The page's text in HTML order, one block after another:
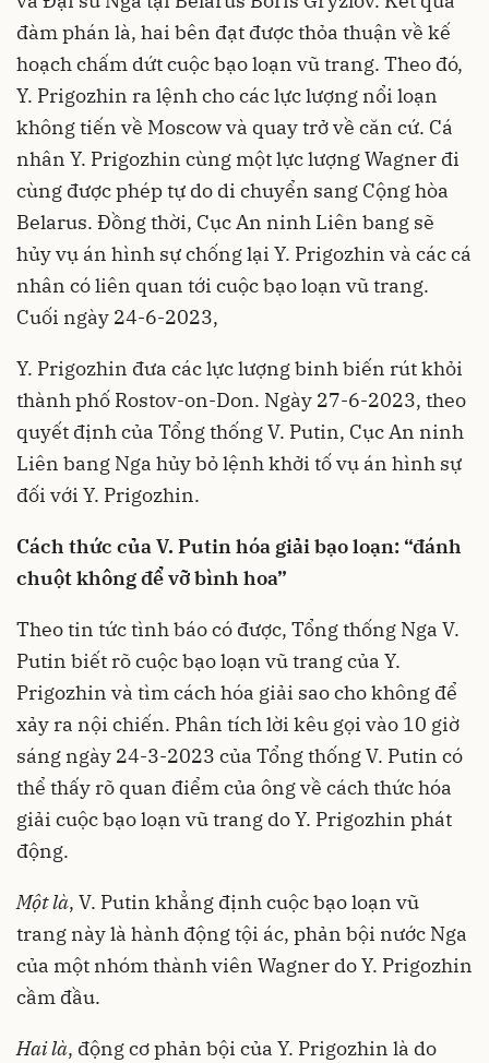
đàm phán là, hai bên đạt được thỏa thuận về kế
hoạch chấm dứt cuộc bạo loạn vũ trang. Theo đó,
Y. Prigozhin ra lệnh cho các lực lượng nổi loạn
không tiến về Moscow và quay trở về căn cứ. Cá
nhân Y. Prigozhin cùng một lực lượng Wagner đi
cùng được phép tự do di chuyển sang Cộng hòa
Belarus. Đồng thời, Cục An ninh Liên bang sẽ
hủy vụ án hình sự chống lại Y. Prigozhin và các cá
nhân có liên quan tới cuộc bạo loạn vũ trang.
Cuối ngày 24-6-2023,
Y. Prigozhin đưa các lực lượng binh biến rút khỏi
thành phố Rostov-on-Don. Ngày 27-6-2023, theo
quyết định của Tổng thống V. Putin, Cục An ninh
Liên bang Nga hủy bỏ lệnh khởi tố vụ án hình sự
đối với Y. Prigozhin.
Cách thức của V. Putin hóa giải bạo loạn: “đánh
chuột không để vỡ bình hoa”
Theo tin tức tình báo có được, Tổng thống Nga V.
Putin biết rõ cuộc bạo loạn vũ trang của Y.
Prigozhin và tìm cách hóa giải sao cho không để
xảy ra nội chiến. Phân tích lời kêu gọi vào 10 giờ
sáng ngày 24-3-2023 của Tổng thống V. Putin có
thể thấy rõ quan điểm của ông về cách thức hóa
giải cuộc bạo loạn vũ trang do Y. Prigozhin phát
động.
Một là, V. Putin khẳng định cuộc bạo loạn vũ
trang này là hành động tội ác, phản bội nước Nga
của một nhóm thành viên Wagner do Y. Prigozhin
cầm đầu.
Hai là, động cơ phản bội của Y. Prigozhin là do